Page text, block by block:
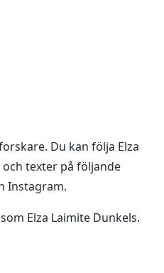
. Du kan följa Elza
texter på följande
Instagram.
Elza Laimite Dunkels.